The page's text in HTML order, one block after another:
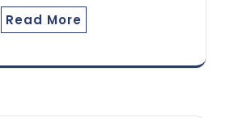
Read More